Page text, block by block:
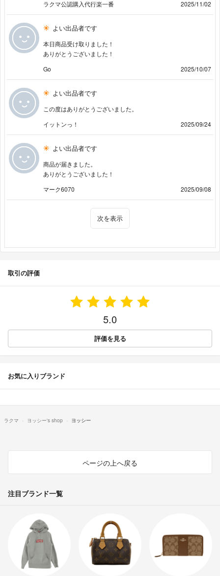
ラクマ公認購入代行楽一番 2025/11/02
よい出品者です
本日商品受け取りました！
ありがとうございました！
Go
2025/10/07
よい出品者です
この度はありがとうございました。
イットンっ！
2025/09/24
よい出品者です
商品が届きました。
ありがとうございました！
マーク6070
2025/09/08
次を表示
取引の評価
5.0
評価を見る
お気に入りブランド
ラクマ ヨッシー's shop ヨッシー
ページの上へ戻る
注目ブランド一覧